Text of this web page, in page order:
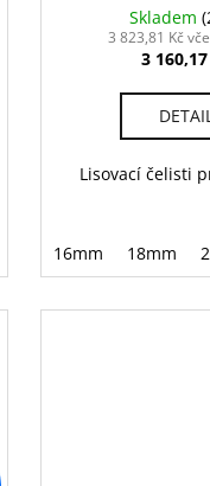
32mm
Skladem
3 823,81 Kč
3
Lisovací čelisti
16mm 18mm